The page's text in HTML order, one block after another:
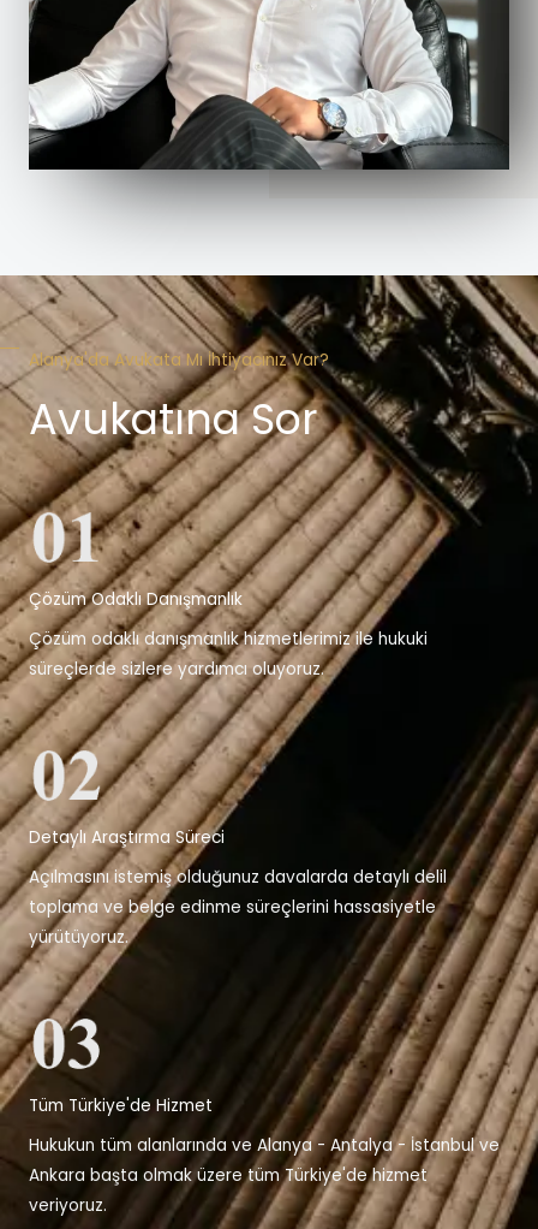
Alanya'da Avukata Mı İhtiyacınız Var?
Avukatına Sor
Çözüm Odaklı Danışmanlık
Çözüm odaklı danışmanlık hizmetlerimiz ile hukuki
süreçlerde sizlere yardımcı oluyoruz.
Detaylı Araştırma Süreci
Açılmasını istemiş olduğunuz davalarda detaylı delil
toplama ve belge edinme süreçlerini hassasiyetle
yürütüyoruz.
Tüm Türkiye'de Hizmet
Hukukun tüm alanlarında ve Alanya - Antalya - İstanbul ve
Ankara başta olmak üzere tüm Türkiye'de hizmet
veriyoruz.